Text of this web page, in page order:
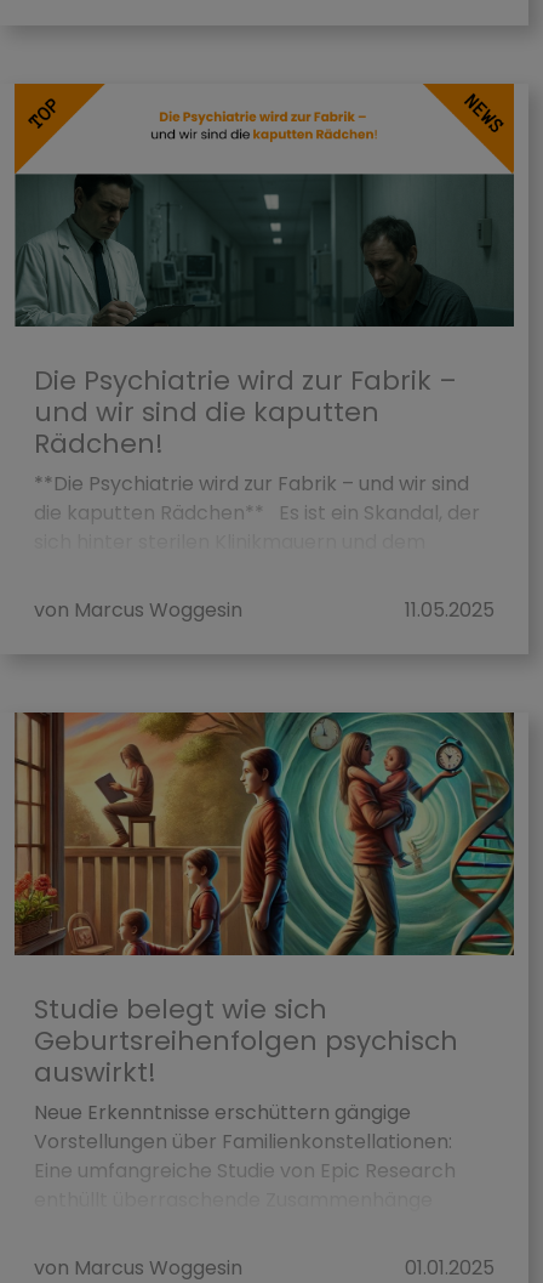
Die Psychiatrie wird zur Fabrik –
und wir sind die kaputten
Rädchen!
**Die Psychiatrie wird zur Fabrik – und wir sind
die kaputten Rädchen** Es ist ein Skandal, der
von Marcus Woggesin
11.05.2025
Studie belegt wie sich
Geburtsreihenfolgen psychisch
auswirkt!
Neue Erkenntnisse erschüttern gängige
Vorstellungen über Familienkonstellationen:
Eine umfangreiche Studie von Epic Research
von Marcus Woggesin
01.01.2025